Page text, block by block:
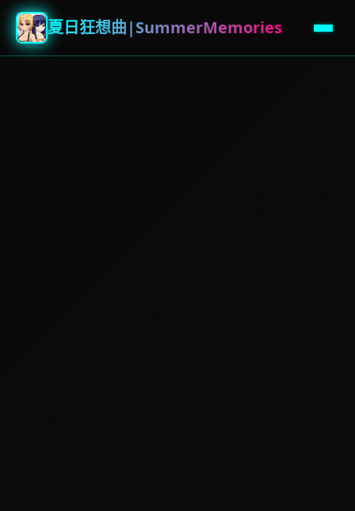
夏日狂想曲|SummerMemories